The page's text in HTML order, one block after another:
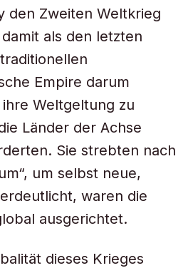
den Zweiten Weltkrieg
als den letzten
Empire darum
Weltgeltung zu
Länder der Achse
Sie strebten nach
um selbst neue,
waren die
ausgerichtet.
dieses Krieges